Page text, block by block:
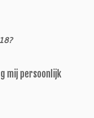
mij persoonlijk